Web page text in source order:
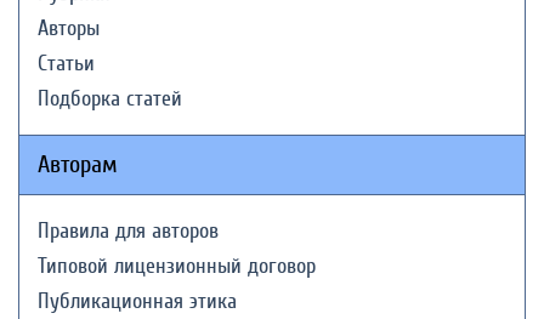
Авторы
Статьи
Подборка статей
Авторам
Правила для авторов
Типовой лицензионный договор
Публикационная этика